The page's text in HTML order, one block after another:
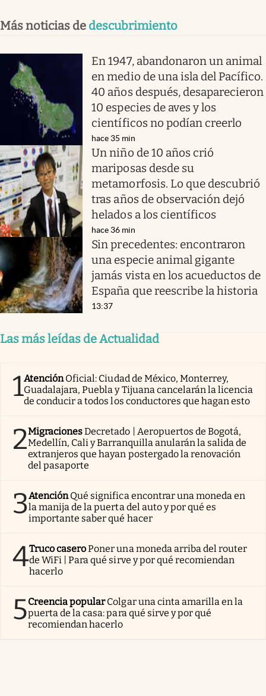
Más noticias de descubrimiento
En 1947, abandonaron un animal
en medio de una isla del Pacífico.
40 años después, desaparecieron
10 especies de aves y los
científicos no podían creerlo
hace 35 min
Un niño de 10 años crió
mariposas desde su
metamorfosis. Lo que descubrió
tras años de observación dejó
helados a los científicos
hace 36 min
Sin precedentes: encontraron
una especie animal gigante
jamás vista en los acueductos de
España que reescribe la historia
13:37
Las más leídas de Actualidad
1AtenciónOficial: Ciudad de México, Monterrey,
Guadalajara, Puebla y Tijuana cancelarán la licencia
de conducir a todos los conductores que hagan esto
2MigracionesDecretado | Aeropuertos de Bogotá,
Medellín, Cali y Barranquilla anularán la salida de
extranjeros que hayan postergado la renovación
del pasaporte
3AtenciónQué significa encontrar una moneda en
la manija de la puerta del auto y por qué es
importante saber qué hacer
4Truco caseroPoner una moneda arriba del router
de WiFi | Para qué sirve y por qué recomiendan
hacerlo
5Creencia popularColgar una cinta amarilla en la
puerta de la casa: para qué sirve y por qué
recomiendan hacerlo